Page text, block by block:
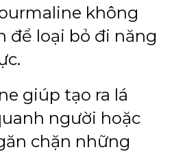
không
để loại bỏ đi năng
giúp tạo ra lá
người hoặc
chặn những